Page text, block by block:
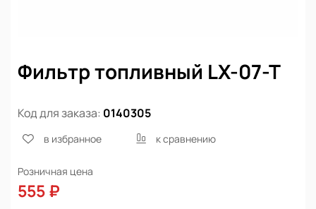
Фильтр топливный LX-07-T
Код для заказа: 0140305
в избранное к сравнению
Розничная цена
555 ₽